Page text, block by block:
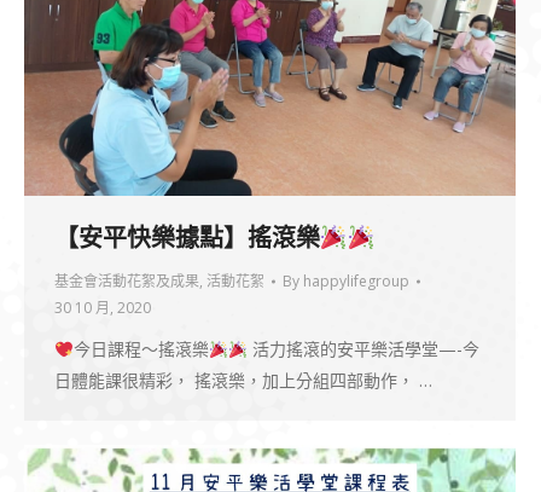
【安平快樂據點】搖滾樂
基金會活動花絮及成果, 活動花絮 By happylifegroup
30 10 月, 2020
今日課程～搖滾樂
活力搖滾的安平樂活學堂—-今
日體能課很精彩， 搖滾樂，加上分組四部動作， …